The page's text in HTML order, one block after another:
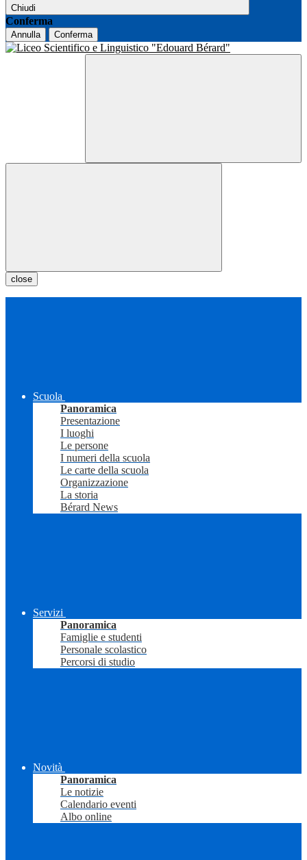
Chiudi
Conferma
Annulla Conferma
close
Scuola
Panoramica
Presentazione
I luoghi
Le persone
I numeri della scuola
Le carte della scuola
Organizzazione
La storia
Bérard News
Servizi
Panoramica
Famiglie e studenti
Personale scolastico
Percorsi di studio
Novità
Panoramica
Le notizie
Calendario eventi
Albo online